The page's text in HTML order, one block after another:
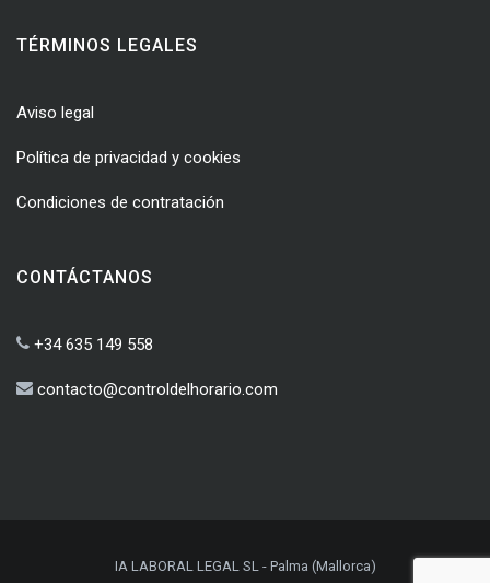
TÉRMINOS LEGALES
Aviso legal
Política de privacidad y cookies
Condiciones de contratación
CONTÁCTANOS
+34 635 149 558
contacto@controldelhorario.com
IA LABORAL LEGAL SL - Palma (Mallorca)